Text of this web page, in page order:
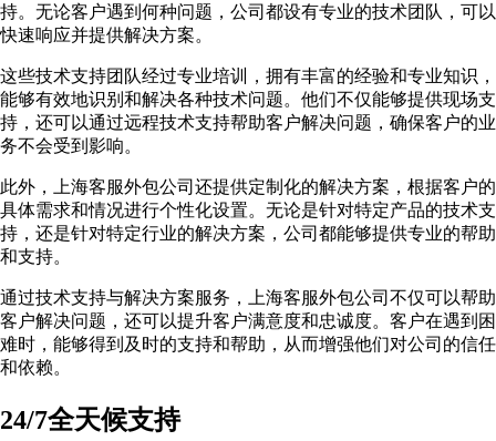
持。无论客户遇到何种问题，公司都设有专业的技术团队，可以
快速响应并提供解决方案。
这些技术支持团队经过专业培训，拥有丰富的经验和专业知识，
能够有效地识别和解决各种技术问题。他们不仅能够提供现场支
持，还可以通过远程技术支持帮助客户解决问题，确保客户的业
务不会受到影响。
此外，上海客服外包公司还提供定制化的解决方案，根据客户的
具体需求和情况进行个性化设置。无论是针对特定产品的技术支
持，还是针对特定行业的解决方案，公司都能够提供专业的帮助
和支持。
通过技术支持与解决方案服务，上海客服外包公司不仅可以帮助
客户解决问题，还可以提升客户满意度和忠诚度。客户在遇到困
难时，能够得到及时的支持和帮助，从而增强他们对公司的信任
和依赖。
24/7全天候支持